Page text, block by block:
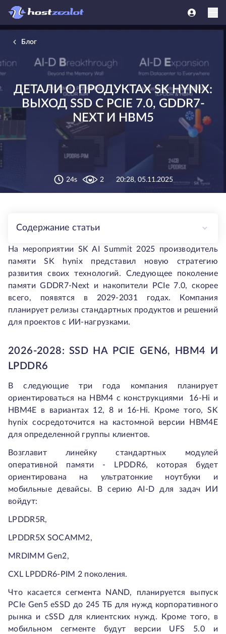
Блог
ДЕТАЛИ О ПРОДУКТАХ SK HYNIX:
ВЫХОД SSD С PCIE 7.0, GDDR7-
NEXT И HBM5
24s 2 20:28, 05.11.2025
Содержание статьи
На мероприятии SK AI Summit 2025 производитель
памяти SK hynix представил новую стратегию
развития своих технологий. Следующее поколение
памяти GDDR7-Next и накопители PCIe 7.0, скорее
всего, появятся в 2029-2031 годах. Компания
планирует релизы стандартных продуктов и решений
для проектов с ИИ-нагрузками.
2026-2028: SSD НА PCIE GEN6, HBM4 И
LPDDR6
В следующие три года компания планирует
ориентироваться на HBM4 с конструкциями 16-Hi и
HBM4E в вариантах 12, 8 и 16-Hi. Кроме того, SK
hynix сосредоточится на кастомной версии HBM4E
для определенной группы клиентов.
Возглавит линейку стандартных модулей
оперативной памяти - LPDDR6, которая будет
ориентирована на ультратонкие ноутбуки и
мобильные девайсы. В серию AI-D для задач ИИ
войдут:
LPDDR5R,
LPDDR5X SOCAMM2,
MRDIMM Gen2,
CXL LPDDR6-PIM 2 поколения.
Что касается сегмента NAND, планируется выпуск
PCIe Gen5 eSSD до 245 ТБ для нужд корпоративного
рынка и cSSD для клиентских нужд. Кроме того, в
мобильном сегменте будут версии UFS 5.0 и